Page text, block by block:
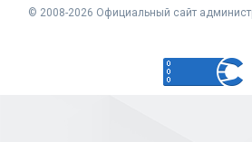
© 2008-2026 Официальный сайт